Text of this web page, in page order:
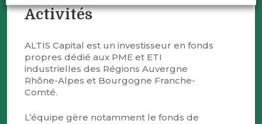
Activités
ALTIS Capital est un investisseur en fonds
propres dédié aux PME et ETI
industrielles des Régions Auvergne
Rhône-Alpes et Bourgogne Franche-
Comté.
L’équipe gère notamment le fonds de